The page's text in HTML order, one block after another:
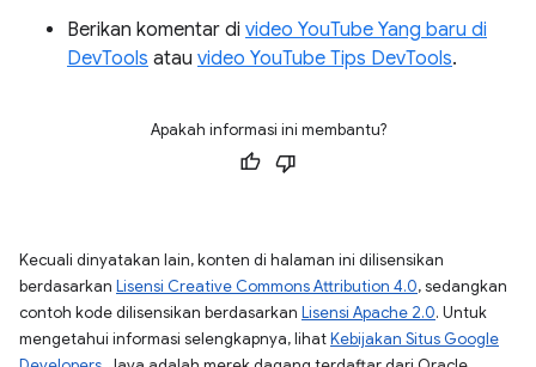
Berikan komentar di video YouTube Yang baru di
DevTools atau video YouTube Tips DevTools.
Apakah informasi ini membantu?
Kecuali dinyatakan lain, konten di halaman ini dilisensikan
berdasarkan Lisensi Creative Commons Attribution 4.0, sedangkan
contoh kode dilisensikan berdasarkan Lisensi Apache 2.0. Untuk
mengetahui informasi selengkapnya, lihatKebijakan Situs Google